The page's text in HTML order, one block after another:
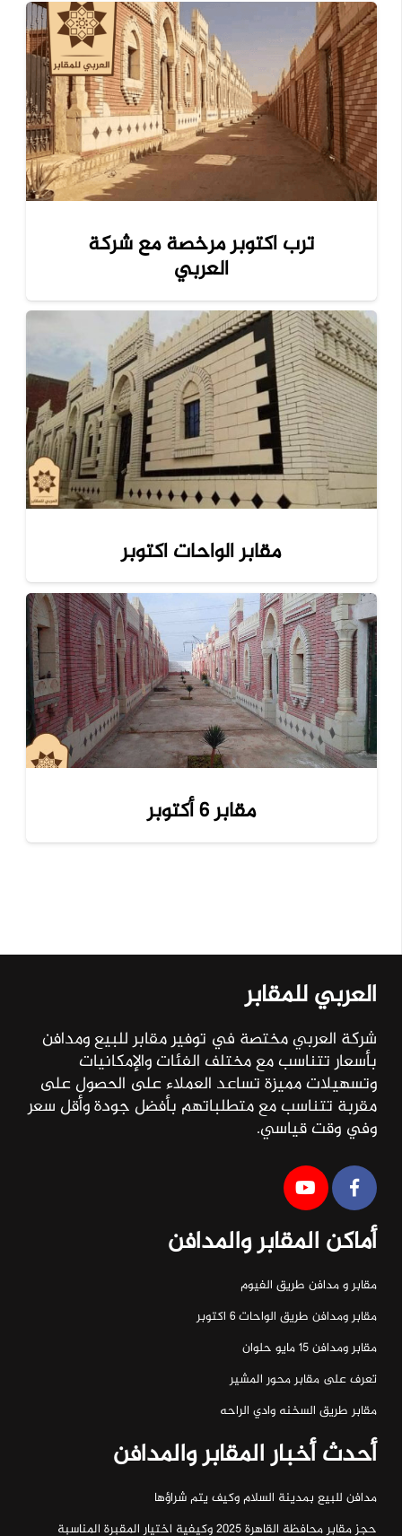
ترب اكتوبر مرخصة مع شركة
العربي
مقابر الواحات اكتوبر
مقابر 6 أكتوبر
العربي للمقابر
شركة العربي مختصة في توفير مقابر للبيع ومدافن
بأسعار تتناسب مع مختلف الفئات والإمكانيات
وتسهيلات مميزة تساعد العملاء على الحصول على
مقربة تتناسب مع متطلباتهم بأفضل جودة وأقل سعر
وفي وقت قياسي.
أماكن المقابر والمدافن
مقابر و مدافن طريق الفيوم
مقابر ومدافن طريق الواحات ٦ اكتوبر
مقابر ومدافن ١٥ مايو حلوان
تعرف على مقابر محور المشير
مقابر طريق السخنه وادي الراحه
أحدث أخبار المقابر والمدافن
مدافن للبيع بمدينة السلام وكيف يتم شراؤها
حجز مقابر محافظة القاهرة 2025 وكيفية اختيار المقبرة المناسبة